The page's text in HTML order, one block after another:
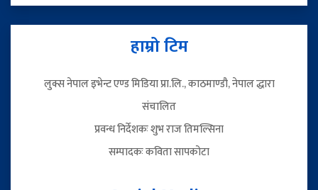
हाम्रो टिम
लुक्स नेपाल इभेन्ट एण्ड मिडिया प्रा.लि., काठमाण्डौ, नेपाल द्धारा
संचालित
प्रवन्ध निर्देशकः शुभ राज तिमल्सिना
सम्पादकः कविता सापकोटा